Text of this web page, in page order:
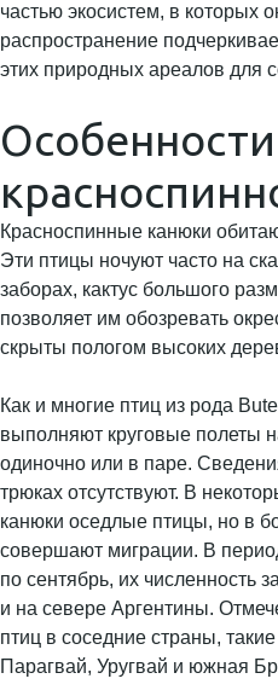
частью экосистем, в которых
распространение
этих природных ареалов для
Красноспинные канюки
Эти птицы ночуют часто на
заборах, кактус большого
позволяет им обозревать
скрыты пологом высоких
Как и многие птиц из рода
выполняют круговые полеты
одиночно или в паре.
трюках отсутствуют. В
канюки оседлые птицы, но в
совершают миграции. В
по сентябрь, их численность
и на севере Аргентины.
птиц в соседние страны,
Парагвай, Уругвай и южная